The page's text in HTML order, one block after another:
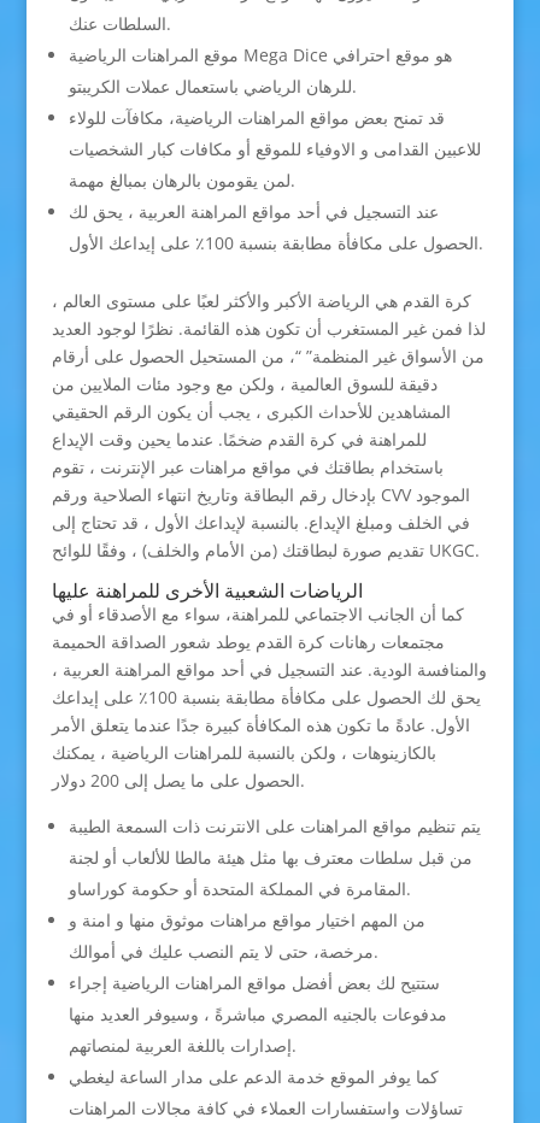
السلطات عنك.
موقع المراهنات الرياضية Mega Dice هو موقع احترافي
للرهان الرياضي باستعمال عملات الكريبتو.
قد تمنح بعض مواقع المراهنات الرياضية، مكافآت للولاء
للاعبين القدامى و الاوفياء للموقع أو مكافات كبار الشخصيات
لمن يقومون بالرهان بمبالغ مهمة.
عند التسجيل في أحد مواقع المراهنة العربية ، يحق لك
الحصول على مكافأة مطابقة بنسبة 100٪ على إيداعك الأول.
كرة القدم هي الرياضة الأكبر والأكثر لعبًا على مستوى العالم ،
لذا فمن غير المستغرب أن تكون هذه القائمة. نظرًا لوجود العديد
من الأسواق غير المنظمة” “، من المستحيل الحصول على أرقام
دقيقة للسوق العالمية ، ولكن مع وجود مئات الملايين من
المشاهدين للأحداث الكبرى ، يجب أن يكون الرقم الحقيقي
للمراهنة في كرة القدم ضخمًا. عندما يحين وقت الإيداع
باستخدام بطاقتك في مواقع مراهنات عبر الإنترنت ، تقوم
بإدخال رقم البطاقة وتاريخ انتهاء الصلاحية ورقم CVV الموجود
في الخلف ومبلغ الإيداع. بالنسبة لإيداعك الأول ، قد تحتاج إلى
تقديم صورة لبطاقتك (من الأمام والخلف) ، وفقًا للوائح UKGC.
الرياضات الشعبية الأخرى للمراهنة عليها
كما أن الجانب الاجتماعي للمراهنة، سواء مع الأصدقاء أو في
مجتمعات رهانات كرة القدم يوطد شعور الصداقة الحميمة
والمنافسة الودية. عند التسجيل في أحد مواقع المراهنة العربية ،
يحق لك الحصول على مكافأة مطابقة بنسبة 100٪ على إيداعك
الأول. عادةً ما تكون هذه المكافأة كبيرة جدًا عندما يتعلق الأمر
بالكازينوهات ، ولكن بالنسبة للمراهنات الرياضية ، يمكنك
الحصول على ما يصل إلى 200 دولار.
يتم تنظيم مواقع المراهنات على الانترنت ذات السمعة الطيبة
من قبل سلطات معترف بها مثل هيئة مالطا للألعاب أو لجنة
المقامرة في المملكة المتحدة أو حكومة كوراساو.
من المهم اختيار مواقع مراهنات موثوق منها و امنة و
مرخصة، حتى لا يتم النصب عليك في أموالك.
ستتيح لك بعض أفضل مواقع المراهنات الرياضية إجراء
مدفوعات بالجنيه المصري مباشرةً ، وسيوفر العديد منها
إصدارات باللغة العربية لمنصاتهم.
كما يوفر الموقع خدمة الدعم على مدار الساعة ليغطي
تساؤلات واستفسارات العملاء في كافة مجالات المراهنات